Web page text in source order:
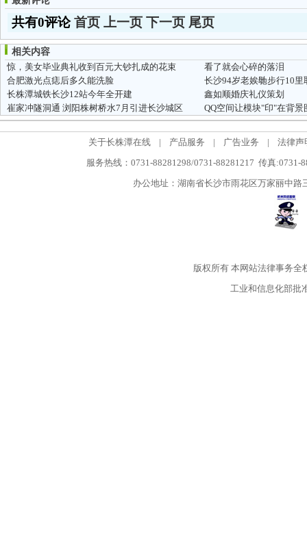
共有0评论首页 上一页 下一页 尾页
相关内容
惊，美女毕业典礼收到百元大钞扎成的花束
看了就会心碎的落泪
合肥激光点痣后多久能洗脸
长沙94岁老娭毑步行10里
长株潭城铁长沙12站今年全开建
鑫如顺婚庆礼仪策划
崔家冲隧洞通 浏阳株树桥水7月引进长沙城区
QQ空间让模块"印"在背景
关于长株潭在线 | 产品服务 | 广告业务 |
法律声
服务热线：0731-88281298/0731-88281217 传真:0731-
办公地址：湖南省长沙市雨花区万家丽中
版权所有本网站法律事务全
工业和信息化部批